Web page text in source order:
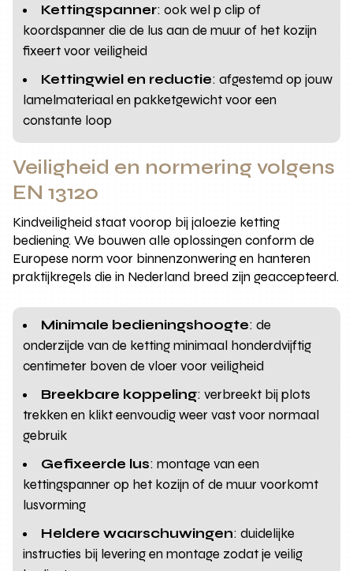
Kettingspanner: ook wel p clip of
koordspanner die de lus aan de muur of het kozijn
fixeert voor veiligheid
Kettingwiel en reductie: afgestemd op jouw
lamelmateriaal en pakketgewicht voor een
constante loop
Veiligheid en normering volgens
EN 13120
Kindveiligheid staat voorop bij jaloezie ketting
bediening. We bouwen alle oplossingen conform de
Europese norm voor binnenzonwering en hanteren
praktijkregels die in Nederland breed zijn geaccepteerd.
Minimale bedieningshoogte: de
onderzijde van de ketting minimaal honderdvijftig
centimeter boven de vloer voor veiligheid
Breekbare koppeling: verbreekt bij plots
trekken en klikt eenvoudig weer vast voor normaal
gebruik
Gefixeerde lus: montage van een
kettingspanner op het kozijn of de muur voorkomt
lusvorming
Heldere waarschuwingen: duidelijke
instructies bij levering en montage zodat je veilig